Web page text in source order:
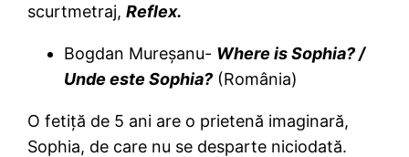
scurtmetraj,Reflex.
Bogdan Mureşanu- Where is Sophia? /
Unde este Sophia? (România)
O fetiţă de 5 ani are o prietenă imaginară,
Sophia, de care nu se desparte niciodată.